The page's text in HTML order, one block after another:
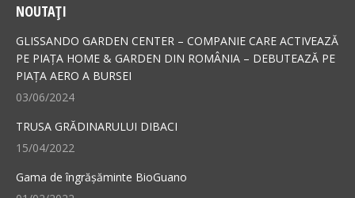
opens
in
new
window
opens
in
new
window
NOUTAȚI
GLISSANDO GARDEN CENTER – COMPANIE CARE ACTIVEAZĂ
PE PIAȚA HOME & GARDEN DIN ROMÂNIA – DEBUTEAZĂ PE
PIAȚA AERO A BURSEI
03/06/2024
TRUSA GRĂDINARULUI DIBACI
15/04/2022
Gama de îngrășăminte BioGuano